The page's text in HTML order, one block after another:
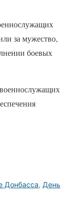
за мужество,
боевых
Донбасса, День